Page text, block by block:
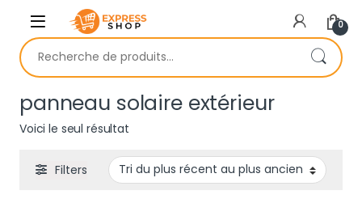
Skip to navigation
Skip to content
0
Recherche pour :
panneau solaire extérieur
Voici le seul résultat
Filters